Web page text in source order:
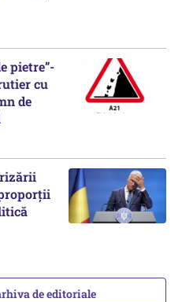
pietre”-
cu
de
de editoriale